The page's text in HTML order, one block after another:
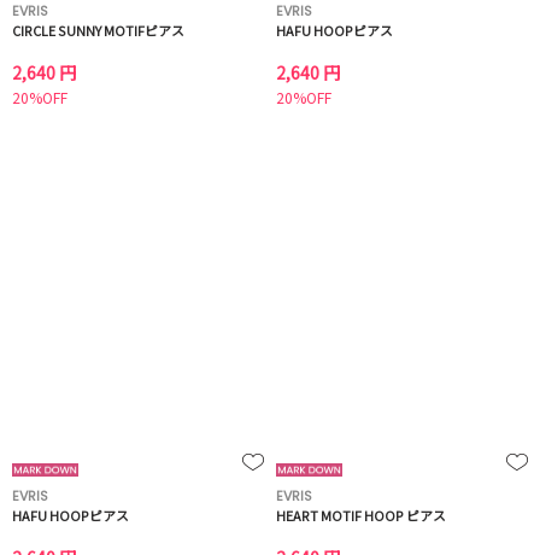
EVRIS
CIRCLE SUNNY MOTIFピアス
2,640 円
20%OFF
EVRIS
HAFU HOOPピアス
2,640 円
20%OFF
EVRIS
HAFU HOOPピアス
EVRIS
HEART MOTIF HOOP ピアス